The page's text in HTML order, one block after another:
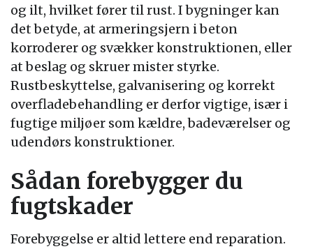
og ilt, hvilket fører til rust. I bygninger kan
det betyde, at armeringsjern i beton
korroderer og svækker konstruktionen, eller
at beslag og skruer mister styrke.
Rustbeskyttelse, galvanisering og korrekt
overfladebehandling er derfor vigtige, især i
fugtige miljøer som kældre, badeværelser og
udendørs konstruktioner.
Sådan forebygger du
fugtskader
Forebyggelse er altid lettere end reparation.